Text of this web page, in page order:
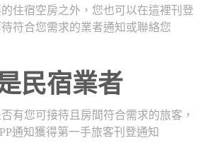
住宿空房之外，您也可以在這裡刊登
符合您需求的業者通知或聯絡您
民宿業者
有您可接待且房間符合需求的旅客，
通知獲得第一手旅客刊登通知